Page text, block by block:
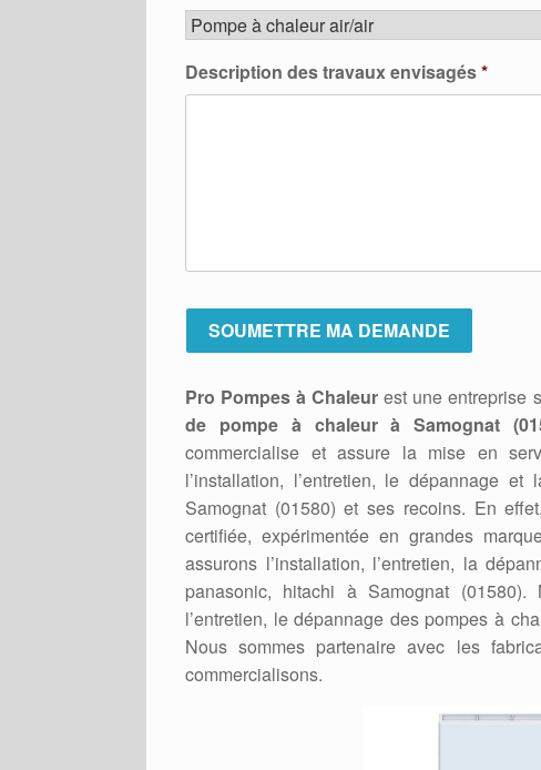
Description des travaux envisagés*
Pro Pompes à Chaleur est une entreprise
de pompe à chaleur à Samognat
commercialise et assure la mise en
l’installation, l’entretien, le dépannage
Samognat (01580) et ses recoins. En
certifiée, expérimentée en grandes
assurons l’installation, l’entretien, la
panasonic, hitachi à Samognat
l’entretien, le dépannage des pompes à
Nous sommes partenaire avec les
commercialisons.